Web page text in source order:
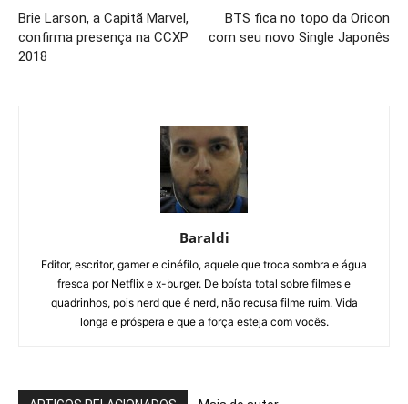
Brie Larson, a Capitã Marvel,
confirma presença na CCXP
2018
BTS fica no topo da Oricon
com seu novo Single Japonês
Baraldi
Editor, escritor, gamer e cinéfilo, aquele que troca sombra e água
fresca por Netflix e x-burger. De boísta total sobre filmes e
quadrinhos, pois nerd que é nerd, não recusa filme ruim. Vida
longa e próspera e que a força esteja com vocês.